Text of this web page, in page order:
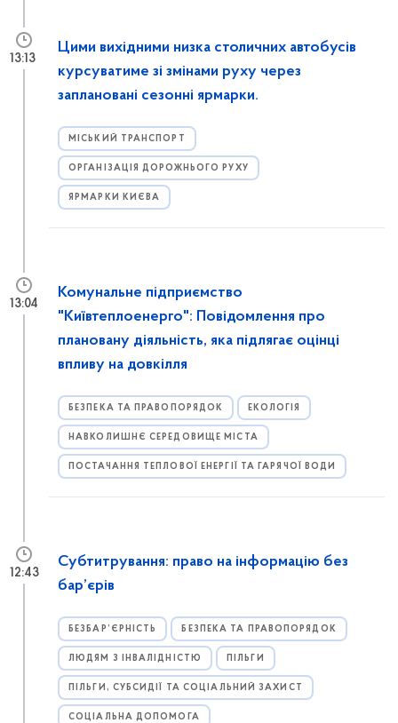
Цими вихідними низка столичних автобусів
курсуватиме зі змінами руху через
заплановані сезонні ярмарки.
МІСЬКИЙ ТРАНСПОРТ
ОРГАНІЗАЦІЯ ДОРОЖНЬОГО РУХУ
ЯРМАРКИ КИЄВА
13:13
Комунальне підприємство
"Київтеплоенерго": Повідомлення про
плановану діяльність, яка підлягає оцінці
впливу на довкілля
БЕЗПЕКА ТА ПРАВОПОРЯДОК ЕКОЛОГІЯ
НАВКОЛИШНЄ СЕРЕДОВИЩЕ МІСТА
ПОСТАЧАННЯ ТЕПЛОВОЇ ЕНЕРГІЇ ТА ГАРЯЧОЇ ВОДИ
13:04
Субтитрування: право на інформацію без
бар’єрів
БЕЗБАР’ЄРНІСТЬ БЕЗПЕКА ТА ПРАВОПОРЯДОК
ЛЮДЯМ З ІНВАЛІДНІСТЮ ПІЛЬГИ
ПІЛЬГИ, СУБСИДІЇ ТА СОЦІАЛЬНИЙ ЗАХИСТ
СОЦІАЛЬНА ДОПОМОГА
12:43